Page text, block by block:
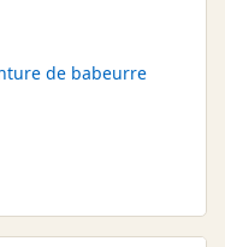
de babeurre